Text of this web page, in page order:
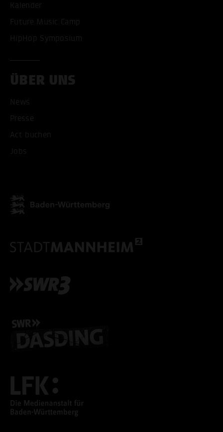
Kalender
Future Music Camp
HipHop Symposium
ÜBER UNS
News
Presse
Act buchen
Jobs